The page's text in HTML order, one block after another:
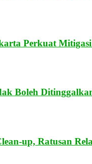
Perkuat
Boleh
up, Ratusan